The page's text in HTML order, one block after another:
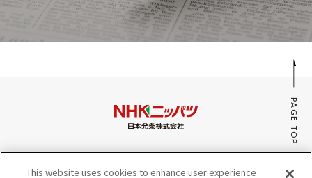
PAGE TOP
みんなのaiポータル
This website uses cookies to enhance user experience